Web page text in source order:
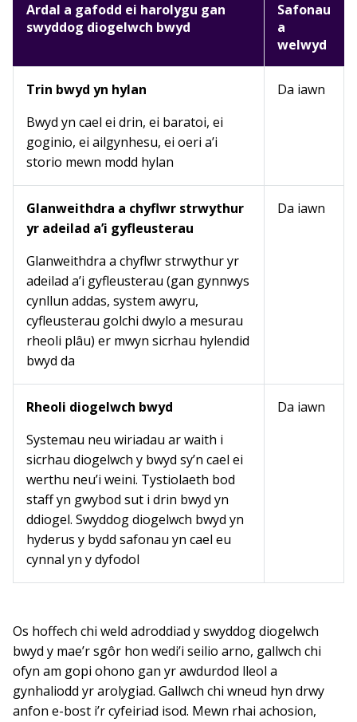
Ardal a gafodd ei harolygu gan
swyddog diogelwch bwyd
Safonau
a
welwyd
Trin bwyd yn hylan
Bwyd yn cael ei drin, ei baratoi, ei
goginio, ei ailgynhesu, ei oeri a’i
storio mewn modd hylan
Da iawn
Glanweithdra a chyflwr strwythur
yr adeilad a’i gyfleusterau
Glanweithdra a chyflwr strwythur yr
adeilad a’i gyfleusterau (gan gynnwys
cynllun addas, system awyru,
cyfleusterau golchi dwylo a mesurau
rheoli plâu) er mwyn sicrhau hylendid
bwyd da
Da iawn
Rheoli diogelwch bwyd
Systemau neu wiriadau ar waith i
sicrhau diogelwch y bwyd sy’n cael ei
werthu neu’i weini. Tystiolaeth bod
staff yn gwybod sut i drin bwyd yn
ddiogel. Swyddog diogelwch bwyd yn
hyderus y bydd safonau yn cael eu
cynnal yn y dyfodol
Da iawn
Os hoffech chi weld adroddiad y swyddog diogelwch
bwyd y mae’r sgôr hon wedi’i seilio arno, gallwch chi
ofyn am gopi ohono gan yr awdurdod lleol a
gynhaliodd yr arolygiad. Gallwch chi wneud hyn drwy
anfon e-bost i’r cyfeiriad isod. Mewn rhai achosion,